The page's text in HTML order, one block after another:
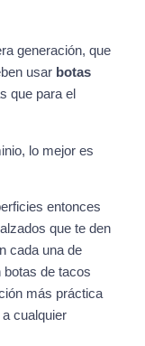
generación, que
usar botas
que para el
lo mejor es
entonces
que te den
cada una de
de tacos
más práctica
cualquier